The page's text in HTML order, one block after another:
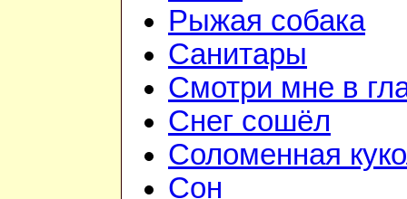
Рыжая собака
Санитары
Смотри мне в
Снег сошёл
Соломенная
Сон